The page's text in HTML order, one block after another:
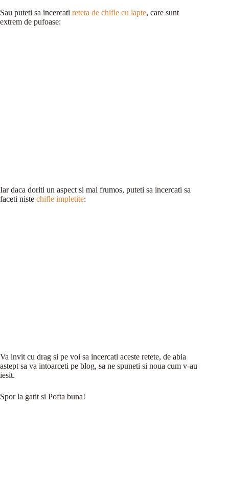
Sau puteti sa incercati reteta de chifle cu lapte, care sunt
extrem de pufoase:
Iar daca doriti un aspect si mai frumos, puteti sa incercati sa
faceti niste chifle impletite:
Va invit cu drag si pe voi sa incercati aceste retete, de abia
astept sa va intoarceti pe blog, sa ne spuneti si noua cum v-au
iesit.
Spor la gatit si Pofta buna!